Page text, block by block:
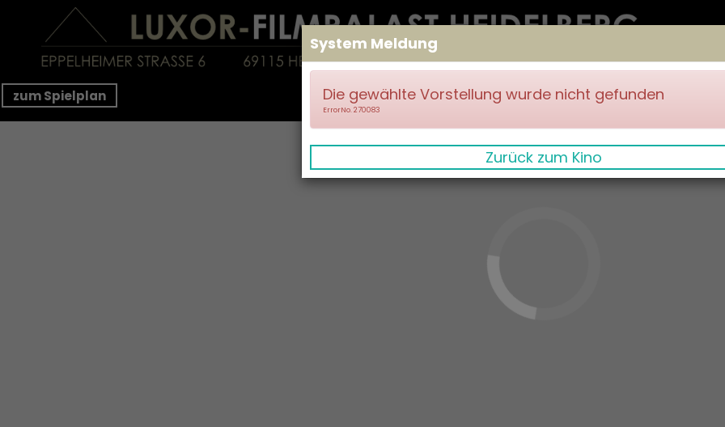
zum Spielplan
System Meldung
Die gewählte Vorstellung wurde nicht gefunden
ErrorNo. 270083
Zurück zum Kino